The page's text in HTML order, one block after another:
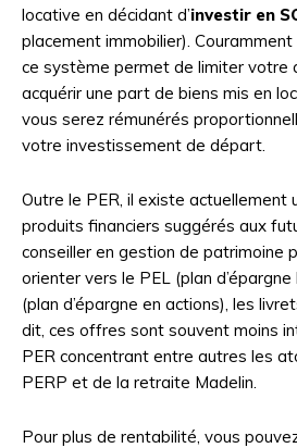
locative en décidant d’investir en
placement immobilier).
ce système permet de limiter votre
acquérir une part de biens mis en
vous serez rémunérés
votre investissement de départ.
Outre le PER, il existe actuellement
produits financiers suggérés aux
conseiller en gestion de patrimoine
orienter vers le PEL (plan
(plan d’épargne en actions), les
dit, ces offres sont souvent moins
PER concentrant entre autres les
PERP et de la retraite Madelin.
Pour plus de rentabilité, vous